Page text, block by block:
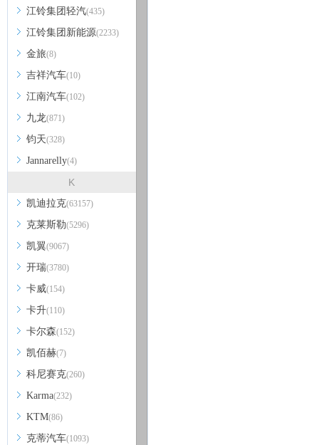
江铃集团轻汽(435)
江铃集团新能源(2233)
金旅(8)
吉祥汽车(10)
江南汽车(102)
九龙(871)
钧天(328)
Jannarelly(4)
K
凯迪拉克(63157)
克莱斯勒(5296)
凯翼(9067)
开瑞(3780)
卡威(154)
卡升(110)
卡尔森(152)
凯佰赫(7)
科尼赛克(260)
Karma(232)
KTM(86)
克蒂汽车(1093)